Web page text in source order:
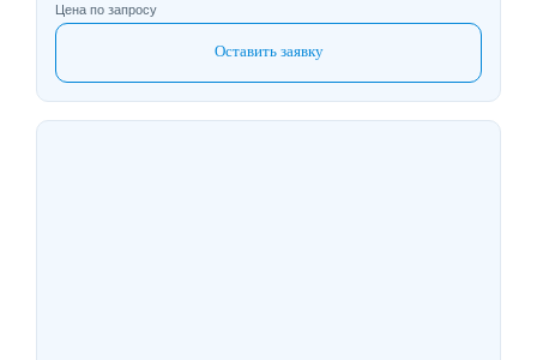
Цена по запросу
Оставить заявку